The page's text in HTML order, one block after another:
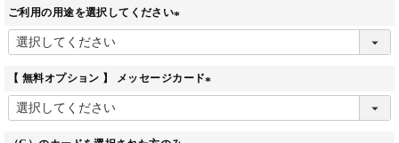
ご利用の用途を選択してください
須)
【 無料オプション 】 メッセージカード
須)